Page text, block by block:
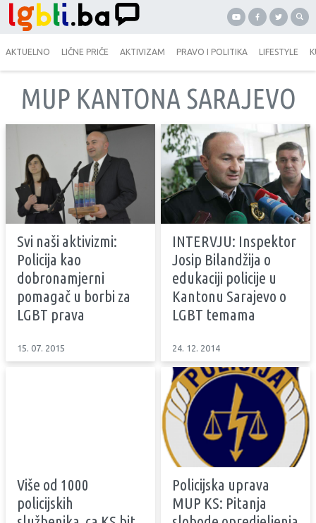
AKTUELNO LIČNE PRIČE AKTIVIZAM PRAVO I POLITIKA LIFESTYLE
MUP KANTONA SARAJEVO
Svi naši aktivizmi:
Policija kao
dobronamjerni
pomagač u borbi za
LGBT prava
15. 07. 2015
INTERVJU: Inspektor
Josip Bilandžija o
edukaciji policije u
Kantonu Sarajevo o
LGBT temama
24. 12. 2014
Više od 1000
policijskih
Policijska uprava
MUP KS: Pitanja